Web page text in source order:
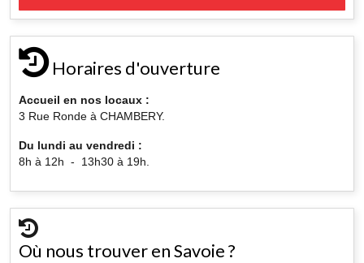
Horaires d'ouverture
Accueil en nos locaux :
3 Rue Ronde à CHAMBERY.
Du lundi au vendredi :
8h à 12h - 13h30 à 19h.
Où nous trouver en Savoie ?